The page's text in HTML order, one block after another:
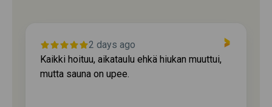
hiukan muuttui,
2 days ago
Kaikki sujuin sovitun